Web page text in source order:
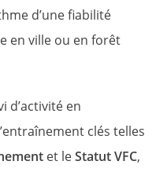
d’une fiabilité
en ville ou en forêt
d’activité en
clés telles
et leStatut VFC,